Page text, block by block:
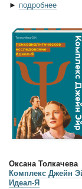
► подробнее
Оксана Толкачева
Комплекс Джейн
Идеал-Я